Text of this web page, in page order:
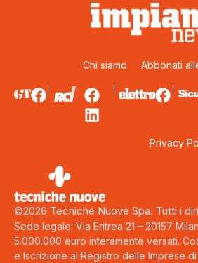
Chi siamo Abbonati
Privacy
©2026 Tecniche Nuove Spa. Tutti i
Sede legale: Via Eritrea 21 – 20157
5.000.000 euro interamente versati.
e Iscrizione al Registro delle Imprese di